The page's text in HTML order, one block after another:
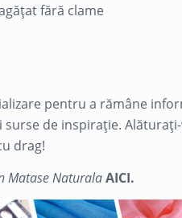
fără clame
pentru a rămâne
de inspirație.
drag!
Matase Naturala AICI.